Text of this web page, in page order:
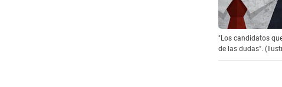
"Los candidatos
de las dudas".